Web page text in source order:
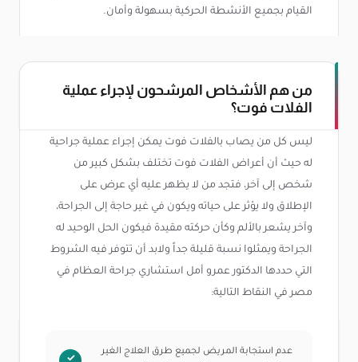
القيام بجميع الأنشطة الحركية بسهولة وأمان.
من هم الأشخاص المرشحون لإجراء عملية
الفلات فوت؟
ليس كل من يصاب بالفلات فوت يمكن إجراء عملية جراحية
له حيث أن أعراض الفلات فوت تختلف بشكل كبير من
شخص إلى آخر، فتجد من لا يظهر عليه أي عرض على
الإطلاق ولا يؤثر على حياته ويكون في غير حاجة إلى الجراحة،
وآخر يشعر بالألم وكأن حركته مقيدة فيكون الحل الوحيد له
الجراحة ويمثلوا نسبة قليلة جداً ولابد أن تتوفر فيه الشروط
التي حددها الدكتور عمرو أمل استشاري جراحة العظام في
مصر في النقاط التالية:
عدم استجابة المريض لجميع طرق العلاج الغير